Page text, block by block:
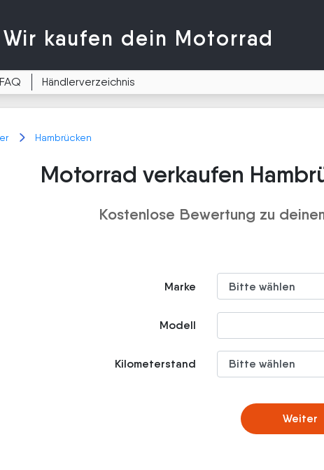
Wir kaufen dein Motorrad
FAQ Händlerverzeichnis
Hambrücken
Motorrad verkaufen
Kostenlose Bewertung zu
Marke
Modell
Kilometerstand
Weiter